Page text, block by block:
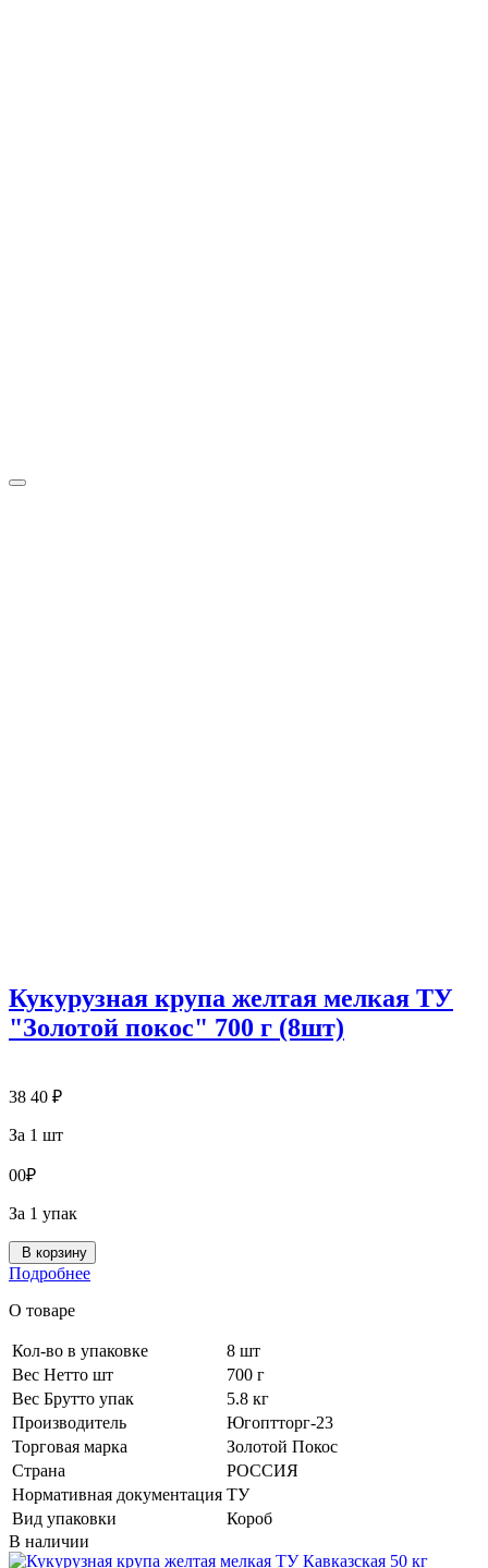
Кукурузная крупа желтая мелкая ТУ
"Золотой покос" 700 г (8шт)
38 40 ₽
За 1 шт
00₽
За 1 упак
В корзину
Подробнее
О товаре
Кол-во в упаковке
8 шт
Вес Нетто шт
700 г
Вес Брутто упак
5.8 кг
Производитель
Югоптторг-23
Торговая марка
Золотой Покос
Страна
РОССИЯ
Нормативная документация ТУ
Вид упаковки
Короб
В наличии